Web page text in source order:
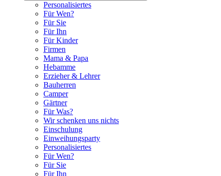
Personalisiertes
Für Wen?
Für Sie
Für Ihn
Für Kinder
Firmen
Mama & Papa
Hebamme
Erzieher & Lehrer
Bauherren
Camper
Gärtner
Für Was?
Wir schenken uns nichts
Einschulung
Einweihungsparty
Personalisiertes
Für Wen?
Für Sie
Für Ihn